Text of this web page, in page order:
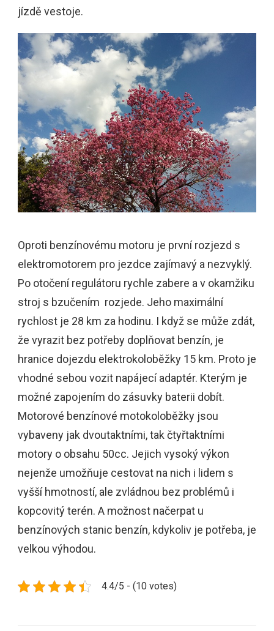
jízdě vestoje.
Oproti benzínovému motoru je první rozjezd s
elektromotorem pro jezdce zajímavý a nezvyklý.
Po otočení regulátoru rychle zabere a v okamžiku
stroj s bzučením rozjede. Jeho maximální
rychlost je 28 km za hodinu. I když se může zdát,
že vyrazit bez potřeby doplňovat benzín, je
hranice dojezdu elektrokoloběžky 15 km. Proto je
vhodné sebou vozit napájecí adaptér. Kterým je
možné zapojením do zásuvky baterii dobít.
Motorové benzínové motokoloběžky jsou
vybaveny jak dvoutaktními, tak čtyřtaktními
motory o obsahu 50cc. Jejich vysoký výkon
nejenže umožňuje cestovat na nich i lidem s
vyšší hmotností, ale zvládnou bez problémů i
kopcovitý terén. A možnost načerpat u
benzínových stanic benzín, kdykoliv je potřeba, je
velkou výhodou.
4.4/5 - (10 votes)